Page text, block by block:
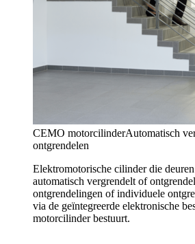
CEMO motorcilinderAutomatisch
ontgrendelen
Elektromotorische cilinder die
automatisch vergrendelt of
ontgrendelingen of individuele
via de geïntegreerde elektronische
motorcilinder bestuurt.